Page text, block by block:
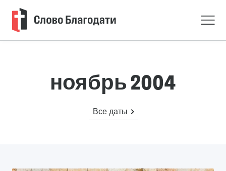
ноябрь 2004
Все даты